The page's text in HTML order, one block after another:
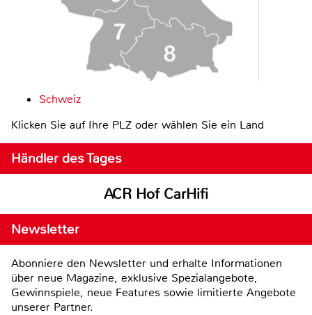
Schweiz
Klicken Sie auf Ihre PLZ oder wählen Sie ein Land
Händler des Tages
ACR Hof CarHifi
Newsletter
Abonniere den Newsletter und erhalte Informationen
über neue Magazine, exklusive Spezialangebote,
Gewinnspiele, neue Features sowie limitierte Angebote
unserer Partner.